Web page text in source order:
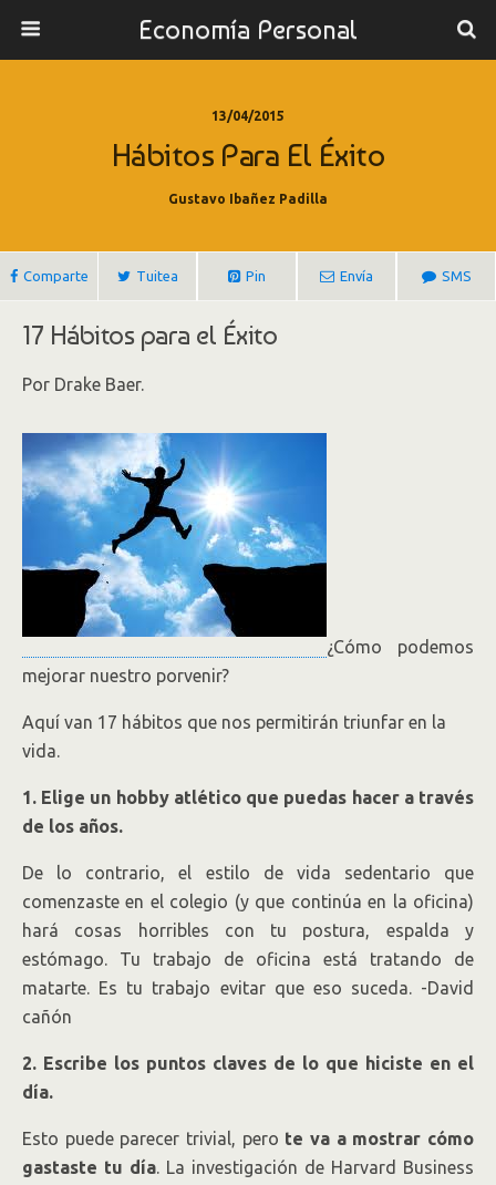
Economía Personal
13/04/2015
Hábitos Para El Éxito
Gustavo Ibañez Padilla
Comparte Tuitea Pin Envía SMS
17 Hábitos para el Éxito
Por Drake Baer.
¿Cómo podemos
mejorar nuestro porvenir?
Aquí van 17 hábitos que nos permitirán triunfar en la
vida.
1. Elige un hobby atlético que puedas hacer a través
de los años.
De lo contrario, el estilo de vida sedentario que
comenzaste en el colegio (y que continúa en la oficina)
hará cosas horribles con tu postura, espalda y
estómago. Tu trabajo de oficina está tratando de
matarte. Es tu trabajo evitar que eso suceda. -David
cañón
2. Escribe los puntos claves de lo que hiciste en el
día.
Esto puede parecer trivial, pero te va a mostrar cómo
gastaste tu día. La investigación de Harvard Business